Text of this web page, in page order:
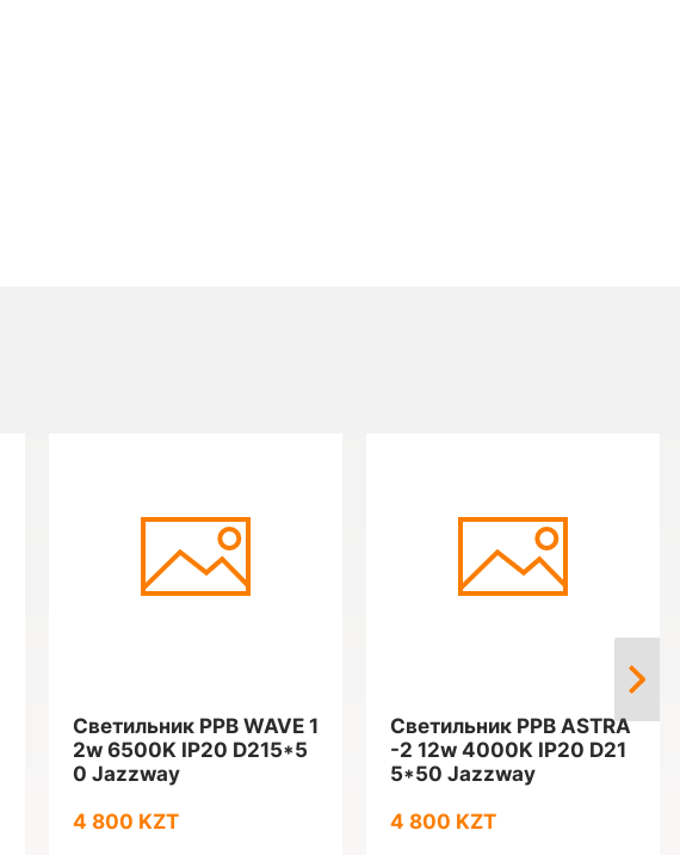
Светильник PPB WAVE 1
2w 6500K IP20 D215*5
0 Jazzway
4 800 KZT
Светильник PPB ASTRA
-2 12w 4000K IP20 D21
5*50 Jazzway
4 800 KZT